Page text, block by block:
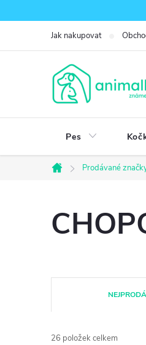
na
Jak nakupovat
Pes
Domů
Prodávané
a26 položek celkem